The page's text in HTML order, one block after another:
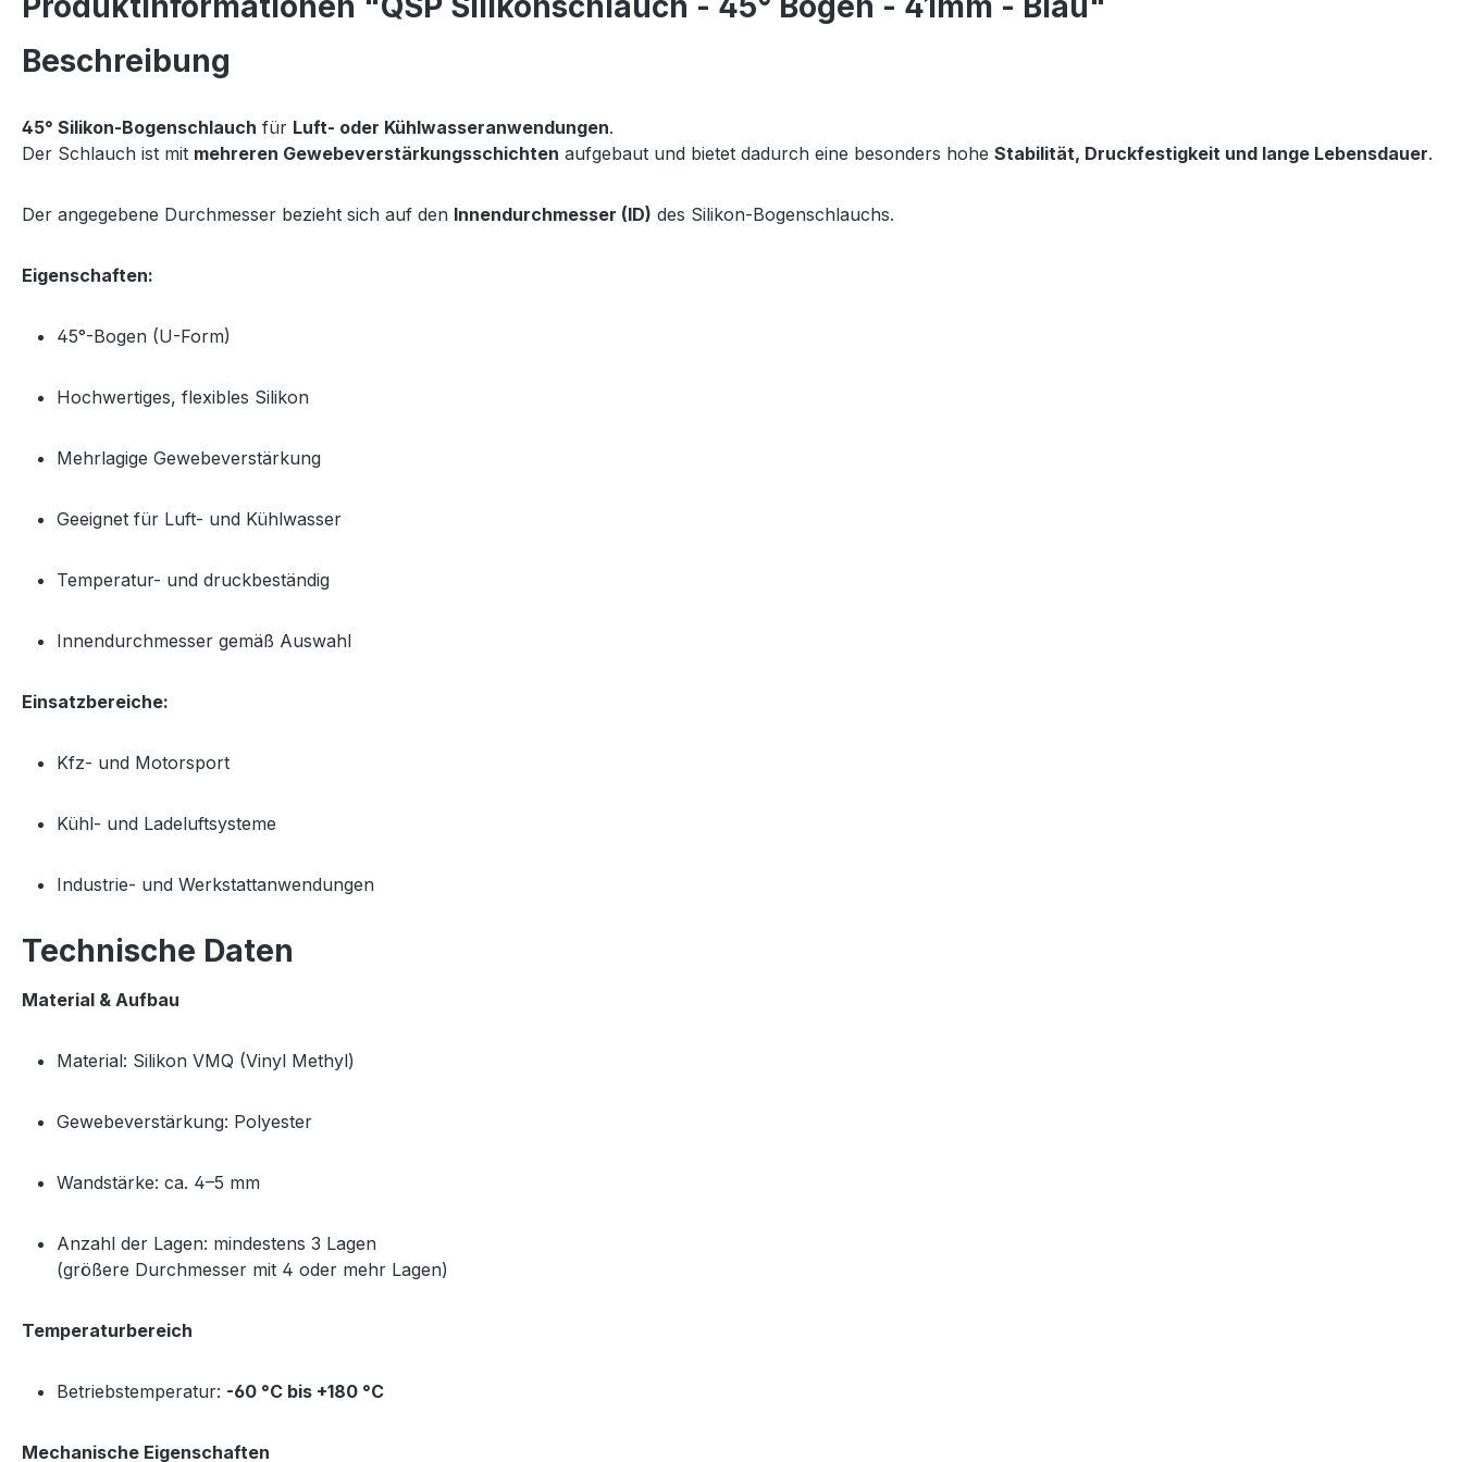
Beschreibung
45° Silikon-Bogenschlauch für Luft- oder Kühlwasseranwendungen.
Der Schlauch ist mit mehreren Gewebeverstärkungsschichten aufgebaut und bietet dadurch eine besonders hohe Stabilität, Druckfestigkeit und lange Lebensdauer.
Der angegebene Durchmesser bezieht sich auf den Innendurchmesser (ID) des Silikon-Bogenschlauchs.
Eigenschaften:
45°-Bogen (U-Form)
Hochwertiges, flexibles Silikon
Mehrlagige Gewebeverstärkung
Geeignet für Luft- und Kühlwasser
Temperatur- und druckbeständig
Innendurchmesser gemäß Auswahl
Einsatzbereiche:
Kfz- und Motorsport
Kühl- und Ladeluftsysteme
Industrie- und Werkstattanwendungen
Technische Daten
Material & Aufbau
Material: Silikon VMQ (Vinyl Methyl)
Gewebeverstärkung: Polyester
Wandstärke: ca. 4–5 mm
Anzahl der Lagen: mindestens 3 Lagen
(größere Durchmesser mit 4 oder mehr Lagen)
Temperaturbereich
Betriebstemperatur: -60 °C bis +180 °C
Mechanische Eigenschaften